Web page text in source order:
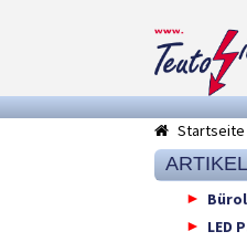
Zur
Navigation
springen
Springe
zum
Startseite
ARTIKEL
LED